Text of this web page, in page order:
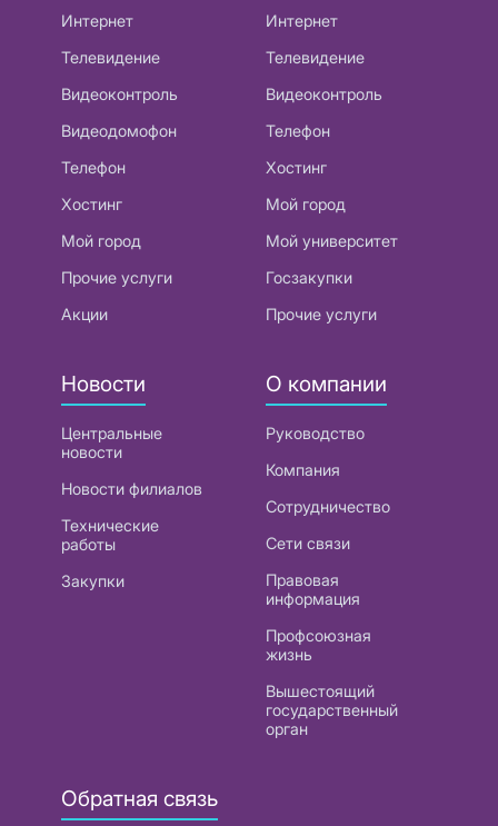
Интернет
Телевидение
Видеоконтроль
Видеодомофон
Телефон
Хостинг
Мой город
Прочие услуги
Акции
Интернет
Телевидение
Видеоконтроль
Телефон
Хостинг
Мой город
Мой университет
Госзакупки
Прочие услуги
Новости
Центральные
новости
Новости филиалов
Технические
работы
Закупки
О компании
Руководство
Компания
Сотрудничество
Сети связи
Правовая
информация
Профсоюзная
жизнь
Вышестоящий
государственный
орган
Обратная связь